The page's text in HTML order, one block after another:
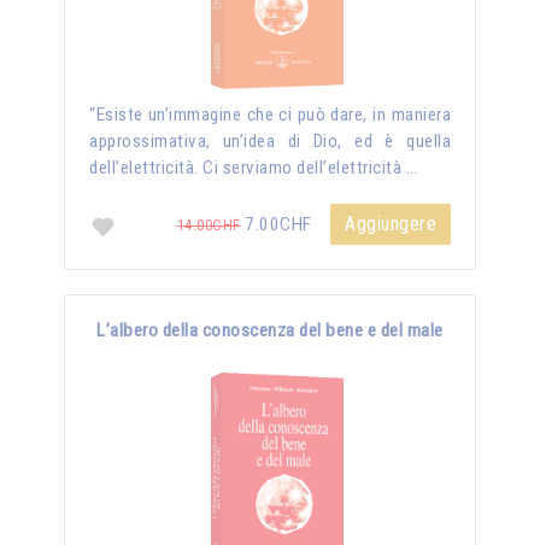
“Esiste un’immagine che ci può dare, in maniera
approssimativa, un’idea di Dio, ed è quella
dell’elettricità. Ci serviamo dell’elettricità …
14.00CHF7.00CHF Aggiungere
L’albero della conoscenza del bene e del male